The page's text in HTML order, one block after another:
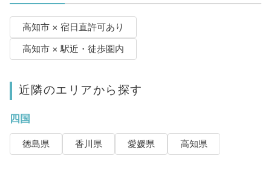
高知市 × 宿日直許可あり
高知市 × 駅近・徒歩圏内
近隣のエリアから探す
四国
徳島県 香川県 愛媛県 高知県